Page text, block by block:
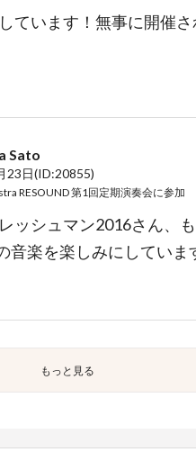
ています！無事に開催
Sato
23日(ID:20855)
RESOUND 第1回定期演奏会に参加
ッシュマン2016さん、
音楽を楽しみにしていま
もっと見る